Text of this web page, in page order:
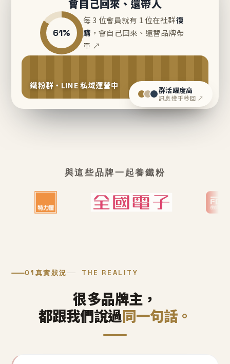
會自己回來、還帶人
61%
每 3 位會員就有 1 位在社群復
購 ，會自己回來、還替品牌帶
單 ↗
鐵粉群・LINE 私域運營中 群活躍度高
訊息幾乎秒回 ↗
與這些品牌一起養鐵粉
01 真實狀況 THE REALITY
很多品牌主，
都跟我們說過同一句話。